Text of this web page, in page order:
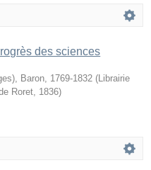
des sciences
Baron, 1769-1832 ( Librairie
Roret 1836)